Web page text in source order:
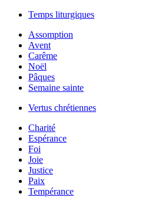
Temps liturgiques
Assomption
Avent
Carême
Noël
Pâques
Semaine sainte
Vertus chrétiennes
Charité
Espérance
Foi
Joie
Justice
Paix
Tempérance